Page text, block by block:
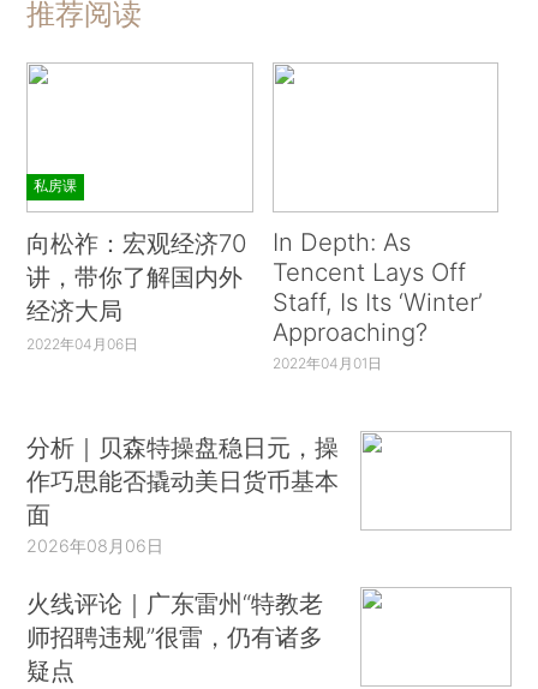
推荐阅读
私房课
向松祚：宏观经济70
讲，带你了解国内外
经济大局
2022年04月06日
In Depth: As
Tencent Lays Off
Staff, Is Its ‘Winter’
Approaching?
2022年04月01日
分析｜贝森特操盘稳日元，操
作巧思能否撬动美日货币基本
面
2026年08月06日
火线评论｜广东雷州“特教老
师招聘违规”很雷，仍有诸多
疑点